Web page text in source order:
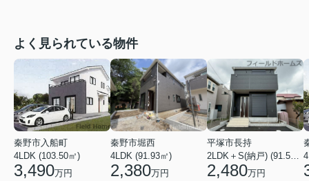
よく見られている物件
秦野市入船町
4LDK (103.50㎡)
3,490万円
秦野市堀西
4LDK (91.93㎡)
2,380万円
平塚市長持
2LDK＋S(納戸) (91.52㎡)
2,480万円